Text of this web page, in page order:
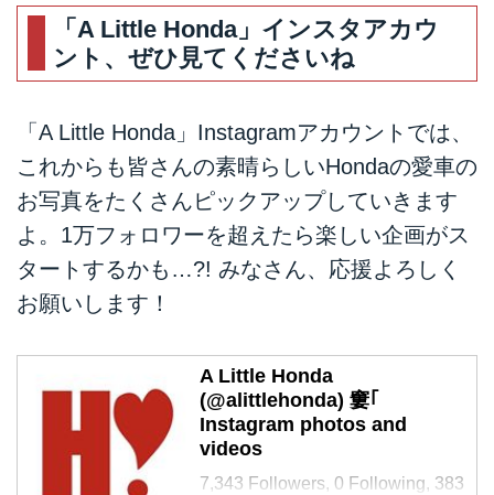
「A Little Honda」インスタアカウ
ント、ぜひ見てくださいね
「A Little Honda」Instagramアカウントでは、
これからも皆さんの素晴らしいHondaの愛車の
お写真をたくさんピックアップしていきます
よ。1万フォロワーを超えたら楽しい企画がス
タートするかも…?! みなさん、応援よろしく
お願いします！
A Little Honda
(@alittlehonda) 窶｢
Instagram photos and
videos
7,343 Followers, 0 Following, 383